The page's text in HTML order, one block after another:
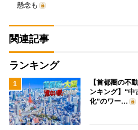
懸念も
関連記事
ランキング
1
【首都圏の不
ンキング】“中
化”のワー…